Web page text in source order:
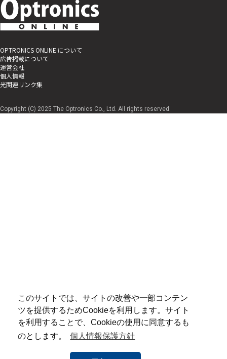
このサイトでは、サイトの改善や一部コンテン
ツを提供するためCookieを利用します。サイト
を利用することで、Cookieの使用に同意するも
のとします。
個人情報保護方針
OPTRONICS ONLINE について
広告掲載について
運営会社
個人情報
光関連リンク集
Copyright (C) 2025 The Optronics Co., Ltd. All rights reserved.